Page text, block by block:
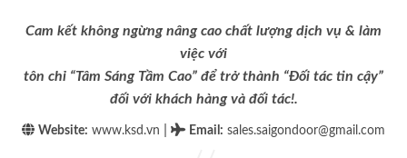
Cam kết không ngừng nâng cao chất lượng dịch vụ & làm
việc với
tôn chỉ “Tâm Sáng Tầm Cao” để trở thành “Đối tác tin cậy”
đối với khách hàng và đối tác!.
Website: www.ksd.vn Email : sales.saigondoor@gmail.com